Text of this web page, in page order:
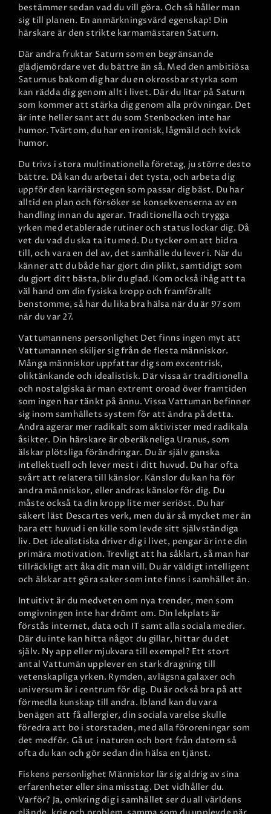
bestämmer sedan vad du vill göra. Och så håller man
sig till planen. En anmärkningsvärd egenskap! Din
härskare är den strikte karmamästaren Saturn.
Där andra fruktar Saturn som en begränsande
glädjemördare vet du bättre än så. Med den ambitiösa
Saturnus bakom dig har du en okrossbar styrka som
kan rädda dig genom allt i livet. Där du litar på Saturn
som kommer att stärka dig genom alla prövningar. Det
är inte heller sant att du som Stenbocken inte har
humor. Tvärtom, du har en ironisk, lågmäld och kvick
humor.
Du trivs i stora multinationella företag, ju större desto
bättre. Då kan du arbeta i det tysta, och arbeta dig
uppför den karriärstegen som passar dig bäst. Du har
alltid en plan och försöker se konsekvenserna av en
handling innan du agerar. Traditionella och trygga
yrken med etablerade rutiner och status lockar dig. Då
vet du vad du ska ta itu med. Du tycker om att bidra
till, och vara en del av, det samhälle du lever i. När du
känner att du både har gjort din plikt, samtidigt som
du gjort ditt bästa, blir du glad. Kom också ihåg att ta
väl hand om din fysiska kropp och framförallt
benstomme, så har du lika bra hälsa när du är 97 som
när du var 27.
Vattumannens personlighet Det finns ingen myt att
Vattumannen skiljer sig från de flesta människor.
Många människor uppfattar dig som excentrisk,
oliktänkande och idealistisk. Där vissa är traditionella
och nostalgiska är man extremt oroad över framtiden
som ingen har tänkt på ännu. Vissa Vattuman befinner
sig inom samhällets system för att ändra på detta.
Andra agerar mer radikalt som aktivister med radikala
åsikter. Din härskare är oberäkneliga Uranus, som
älskar plötsliga förändringar. Du är själv ganska
intellektuell och lever mest i ditt huvud. Du har ofta
svårt att relatera till känslor. Känslor du kan ha för
andra människor, eller andras känslor för dig. Du
måste också ta din kropp lite mer seriöst. Du har
säkert läst Descartes verk, men du är så mycket mer än
bara ett huvud i en kille som levde sitt självständiga
liv. Det idealistiska driver dig i livet, pengar är inte din
primära motivation. Trevligt att ha såklart, så man har
tillräckligt att åka dit man vill. Du är väldigt intelligent
och älskar att göra saker som inte finns i samhället än.
Intuitivt är du medveten om nya trender, men som
omgivningen inte har drömt om. Din lekplats är
förstås internet, data och IT samt alla sociala medier.
Där du inte kan hitta något du gillar, hittar du det
själv. Ny app eller mjukvara till exempel? Ett stort
antal Vattumän upplever en stark dragning till
vetenskapliga yrken. Rymden, avlägsna galaxer och
universum är i centrum för dig. Du är också bra på att
förmedla kunskap till andra. Ibland kan du vara
benägen att få allergier, din sociala varelse skulle
föredra att bo i storstaden, med alla föroreningar som
det medför. Gå ut i naturen och bort från datorn så
ofta du kan och gör sedan din hälsa en tjänst.
Fiskens personlighet Människor lär sig aldrig av sina
erfarenheter eller sina misstag. Det vidhåller du.
Varför? Ja, omkring dig i samhället ser du all världens